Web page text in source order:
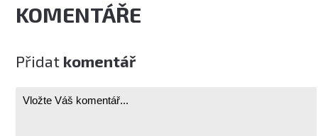
KOMENTÁŘE
Přidat komentář